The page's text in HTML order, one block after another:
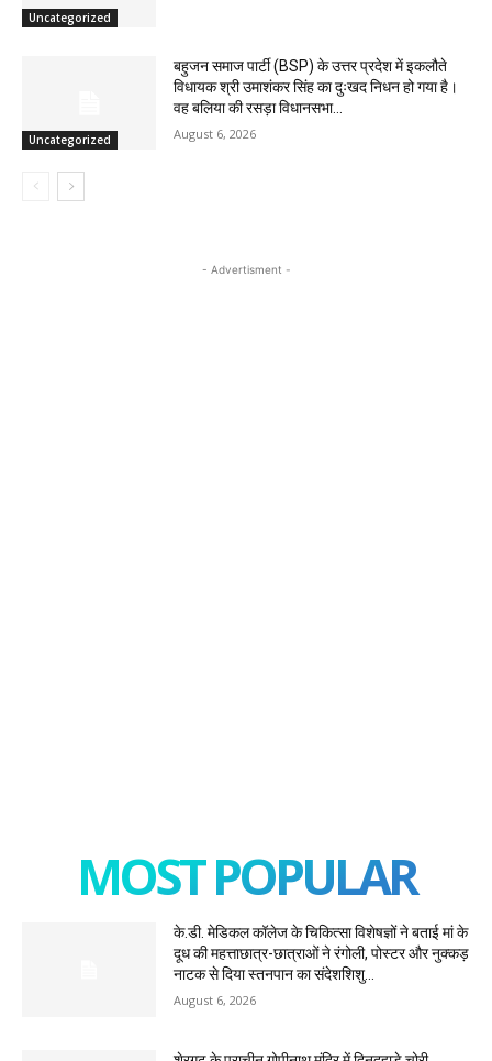
Uncategorized
Uncategorized
बहुजन समाज पार्टी (BSP) के उत्तर प्रदेश में इकलौते
विधायक श्री उमाशंकर सिंह का दुःखद निधन हो गया है।
वह बलिया की रसड़ा विधानसभा...
August 6, 2026
- Advertisment -
MOST POPULAR
के.डी. मेडिकल कॉलेज के चिकित्सा विशेषज्ञों ने बताई मां के
दूध की महत्ताछात्र-छात्राओं ने रंगोली, पोस्टर और नुक्कड़
नाटक से दिया स्तनपान का संदेशशिशु...
August 6, 2026